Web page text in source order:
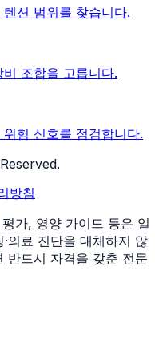
션 범위를 찾습니다.
조합을 고릅니다.
험 신호를 점검합니다.
방침
가, 영양 가이드 등은 일
의료 진단을 대체하지 않
반드시 자격을 갖춘 전문